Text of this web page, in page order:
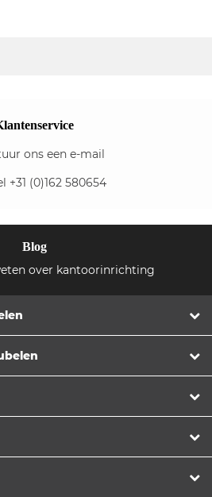
ons een e-mail
+31 (0)162 580654
Blog
over kantoorinrichting